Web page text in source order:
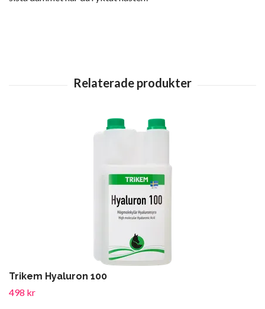
Trikem Hyaluron 100
498 kr